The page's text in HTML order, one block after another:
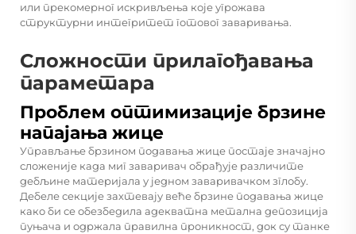
или прекомерног искривљења које угрожава
структурни интегритет готовог заваривања.
Сложности прилагођавања
параметара
Проблем оптимизације брзине
напајања жице
Управљање брзином подавања жице постаје значајно
сложеније када миг заваривач обрађује различите
дебљине материјала у једном заваривачком зглобу.
Дебеле секције захтевају веће брзине подавања жице
како би се обезбедила адекватна метална депозиција
пуњача и одржала правилна проникност, док су танке